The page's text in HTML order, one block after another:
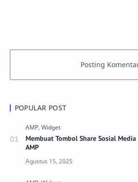
POPULAR POST
Membuat Tombol Share Sosial
AMP